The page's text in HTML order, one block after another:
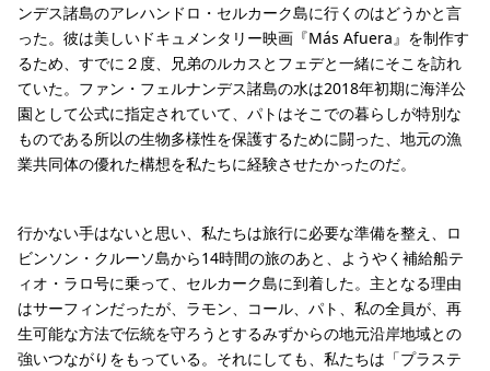
ンデス諸島のアレハンドロ・セルカーク島に行くのはどうかと言
った。彼は美しいドキュメンタリー映画『Más Afuera』を制作す
るため、すでに２度、兄弟のルカスとフェデと一緒にそこを訪れ
ていた。ファン・フェルナンデス諸島の水は2018年初期に海洋公
園として公式に指定されていて、パトはそこでの暮らしが特別な
ものである所以の生物多様性を保護するために闘った、地元の漁
業共同体の優れた構想を私たちに経験させたかったのだ。
行かない手はないと思い、私たちは旅行に必要な準備を整え、ロ
ビンソン・クルーソ島から14時間の旅のあと、ようやく補給船テ
ィオ・ラロ号に乗って、セルカーク島に到着した。主となる理由
はサーフィンだったが、ラモン、コール、パト、私の全員が、再
生可能な方法で伝統を守ろうとするみずからの地元沿岸地域との
強いつながりをもっている。それにしても、私たちは「プラステ